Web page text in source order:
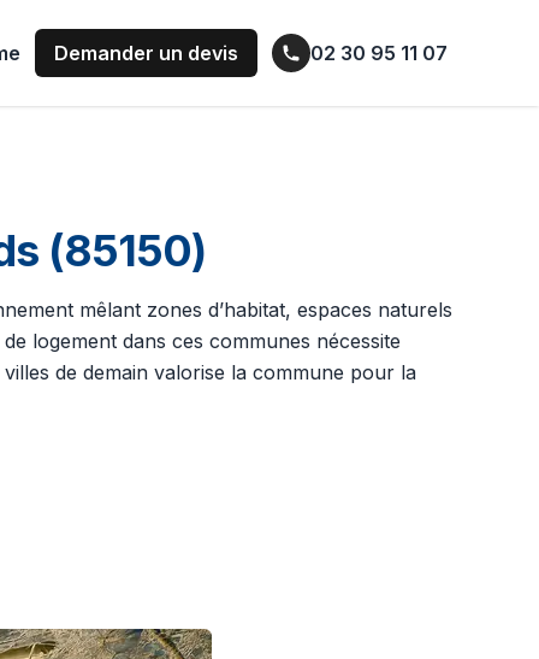
Demander un devis 02 30 95 11 07
(85150)
mêlant zones d’habitat, espaces naturels
logement dans ces communes nécessite
de demain valorise la commune pour la